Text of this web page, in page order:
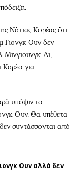
Νότιας Κορέας ότι
Γιονγκ Ουν δεν
Μινγιουνγκ Λι,
Κορέα για
υπόψιν τα
Ουν. Θα υπέθετα
συντάσσονται από
Ουν αλλά δεν